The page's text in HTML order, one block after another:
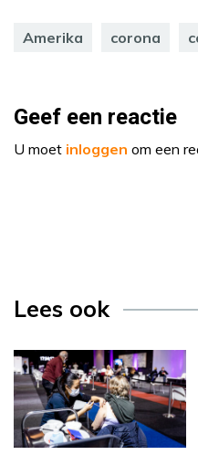
Amerika corona
Geef een reactie
U moet inloggen om een
Lees ook